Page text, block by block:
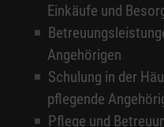
Einkäufe und
Angehörigen
Schulung in der
pflegende
Pflege und